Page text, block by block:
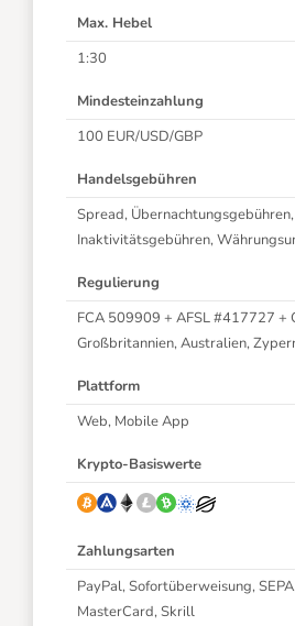
Max. Hebel
1:30
Mindesteinzahlung
100 EUR/USD/GBP
Handelsgebühren
Spread, Übernachtungsgebühren,
Inaktivitätsgebühren,
Regulierung
FCA 509909 + AFSL #417727 +
Großbritannien, Australien,
Plattform
Web, Mobile App
Krypto-Basiswerte
Zahlungsarten
PayPal, Sofortüberweisung,
MasterCard, Skrill